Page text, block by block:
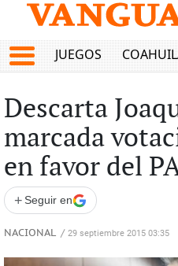
JUEGOS
Descarta
marcada
en favor del
+ Seguir en
NACIONAL / 29 septiembre 2015 03:35